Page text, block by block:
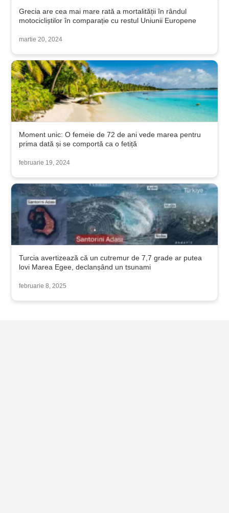
Grecia are cea mai mare rată a mortalității în rândul
motocicliștilor în comparație cu restul Uniunii Europene
martie 20, 2024
Moment unic: O femeie de 72 de ani vede marea pentru
prima dată și se comportă ca o fetiță
februarie 19, 2024
Turcia avertizează că un cutremur de 7,7 grade ar putea
lovi Marea Egee, declanșând un tsunami
februarie 8, 2025